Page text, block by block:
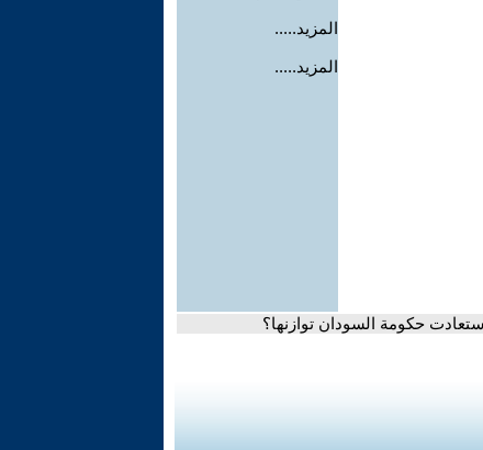
المزيد.....
المزيد.....
حكومة السودان توازنها؟